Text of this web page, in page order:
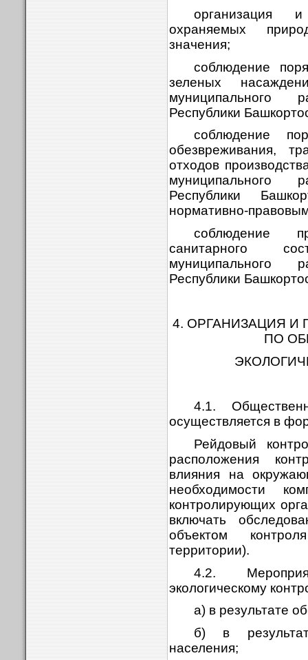
организация
охраняемых
значения;
соблюдение
зеленых
муниципального
Республики
соблюдение
обезвреживания,
отходов
муниципального
Республики
нормативно-
соблюдение
санитарного
муниципального
Республики
4. ОРГАНИЗАЦИЯ
ПО
4.1.
осуществляется в
Рейдовый
расположения
влияния на
необходимости
контролирующих
включать
объектом
территории).
4.2.
экологическому
а) в результате
б) в
населения;